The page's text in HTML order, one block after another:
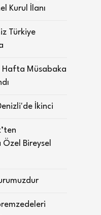
Kurul İlanı
Türkiye
Hafta Müsabaka
İkinci
Bireysel